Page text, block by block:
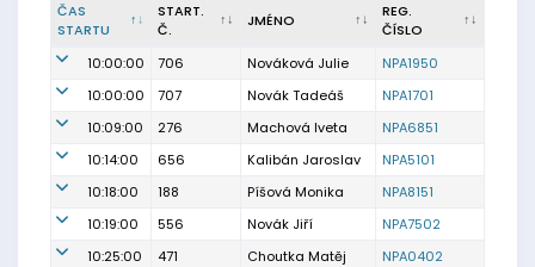
ČAS
STARTU
START.
Č.
JMÉNO
REG.
ČÍSLO
10:00:00
706 Nováková Julie
NPA1950
10:00:00
707 Novák Tadeáš
NPA1701
10:09:00
276 Machová Iveta
NPA6851
10:14:00
656 Kalibán Jaroslav
NPA5101
10:18:00
188 Píšová Monika
NPA8151
10:19:00
556 Novák Jiří
NPA7502
10:25:00
471 Choutka Matěj NPA0402